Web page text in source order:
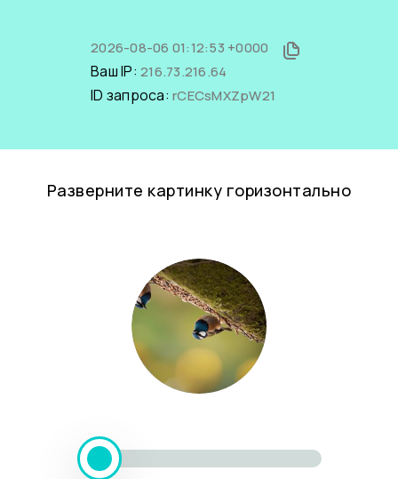
2026-08-06 01:12:53 +0000
Ваш IP: 216.73.216.64
ID запроса: rCECsMXZpW21
Разверните картинку горизонтально